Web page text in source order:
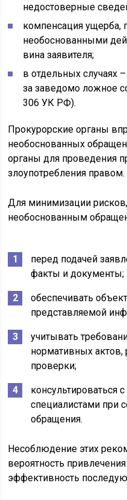
недостоверные
компенсация ущерба,
необоснованными
вина заявителя;
в отдельных случаях
за заведомо ложное
306 УК РФ).
Прокурорские органы
необоснованных
органы для проведения
злоупотребления правом.
Для минимизации
необоснованным
перед подачей
факты и документы;
обеспечивать
представляемой
учитывать
нормативных
проверки;
консультироваться
специалистами при
обращения.
Несоблюдение этих
вероятность
эффективность